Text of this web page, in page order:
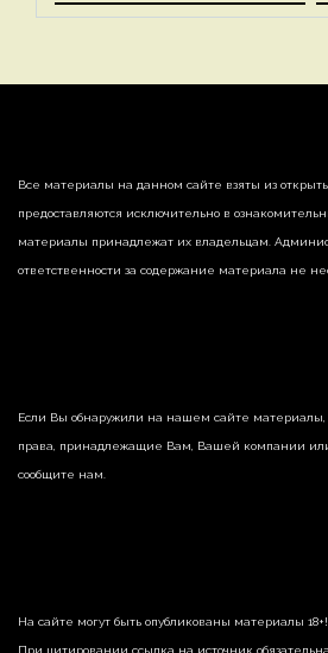
Все материалы на данном сайте взяты из
предоставляются исключительно в
материалы принадлежат их владельцам.
ответственности за содержание материала не
Если Вы обнаружили на нашем сайте материалы,
права, принадлежащие Вам, Вашей компании или
сообщите нам.
На сайте могут быть опубликованы материалы 18+!
При цитировании ссылка на источник обязательна.